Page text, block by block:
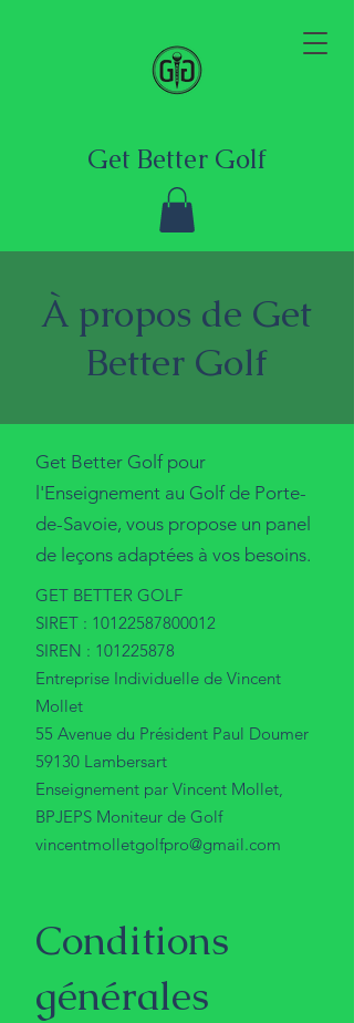
Get Better Golf
À propos de Get
Better Golf
Get Better Golf pour
l'Enseignement au Golf de Porte-
de-Savoie, vous propose un panel
de leçons adaptées à vos besoins.
GET BETTER GOLF
SIRET : 10122587800012
SIREN : 101225878
Entreprise Individuelle de Vincent
Mollet
55 Avenue du Président Paul Doumer
59130 Lambersart
Enseignement par Vincent Mollet,
BPJEPS Moniteur de Golf
vincentmolletgolfpro@gmail.com
Conditions
générales